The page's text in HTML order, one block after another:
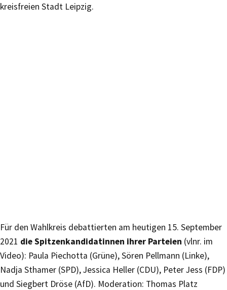
kreisfreien Stadt Leipzig.
Für den Wahlkreis debattierten am heutigen 15. September
2021 die Spitzenkandidatinnen ihrer Parteien (vlnr. im
Video): Paula Piechotta (Grüne), Sören Pellmann (Linke),
Nadja Sthamer (SPD), Jessica Heller (CDU), Peter Jess (FDP)
und Siegbert Dröse (AfD). Moderation: Thomas Platz